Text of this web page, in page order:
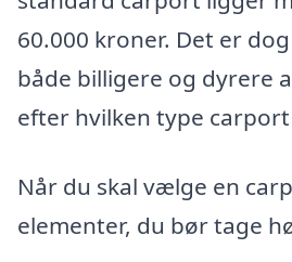
60.000 kroner. Det er
både billigere og dyrere
efter hvilken type carport
Når du skal vælge en
elementer, du bør tage